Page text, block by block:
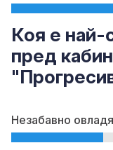
Коя е най-
пред
Незабавно